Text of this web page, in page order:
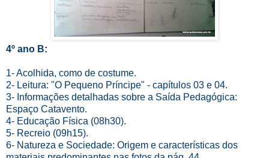
4º ano B:
1- Acolhida, como de costume.
2- Leitura: "O Pequeno Príncipe" - capítulos 03 e 04.
3- Informações detalhadas sobre a Saída Pedagógica:
Espaço Catavento.
4- Educação Física (08h30).
5- Recreio (09h15).
6- Natureza e Sociedade: Origem e características dos